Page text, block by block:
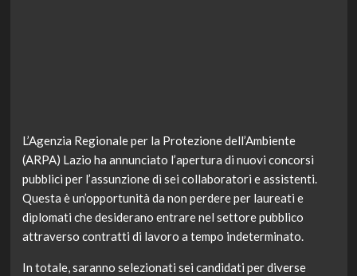
L’Agenzia Regionale per la Protezione dell’Ambiente
(ARPA) Lazio ha annunciato l’apertura di nuovi concorsi
pubblici per l’assunzione di sei collaboratori e assistenti.
Questa è un’opportunità da non perdere per laureati e
diplomati che desiderano entrare nel settore pubblico
attraverso contratti di lavoro a tempo indeterminato.
In totale, saranno selezionati sei candidati per diverse